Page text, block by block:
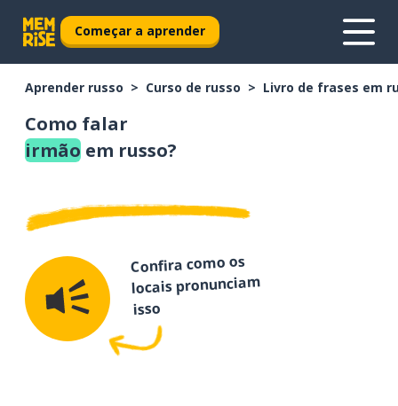
Começar a aprender
Aprender russo Curso de russo Livro de frases em
Como falar
irmão em russo?
Confira como os
locais pronunciam
isso